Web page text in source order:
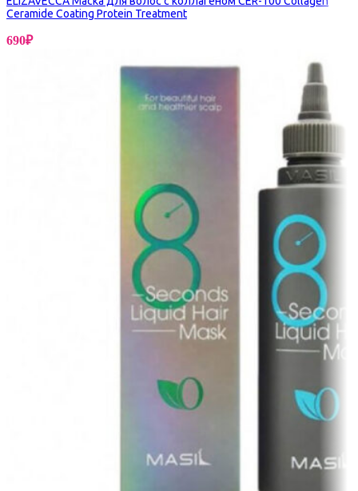
Ceramide Coating Protein Treatment
690₽